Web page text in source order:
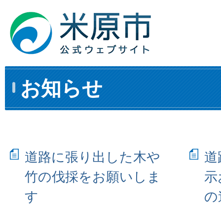
お知らせ
道路に張り出した木や
竹の伐採をお願いしま
す